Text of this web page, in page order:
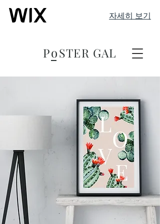
자세히 보기